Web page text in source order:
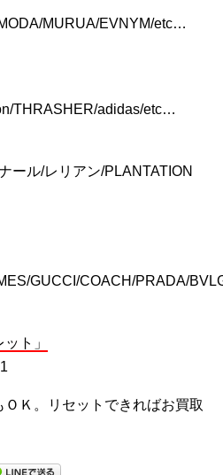
MURUA/EVNYM/etc…
THRASHER/adidas/etc…
ール/レリアン/PLANTATION
GUCCI/COACH/PRADA/
ト」
Ｋ。リセットできればお買取